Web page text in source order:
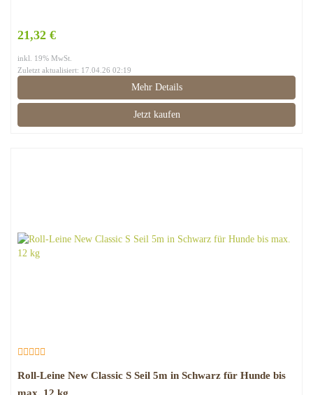
21,32 €
inkl. 19% MwSt.
Zuletzt aktualisiert: 17.04.26 02:19
Mehr Details
Jetzt kaufen
Roll-Leine New Classic S Seil 5m in Schwarz für Hunde bis